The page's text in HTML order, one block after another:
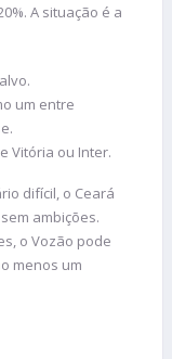
A situação é a
um entre
Vitória ou Inter.
difícil, o Ceará
ambições.
o Vozão pode
menos um